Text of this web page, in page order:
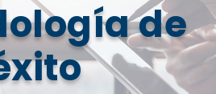
de